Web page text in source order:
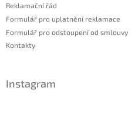
Reklamační řád
Formulář pro uplatnění reklamace
Formulář pro odstoupení od smlouvy
Kontakty
Instagram